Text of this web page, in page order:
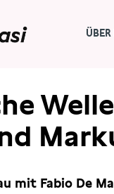
ÜBER
mit Fabio De